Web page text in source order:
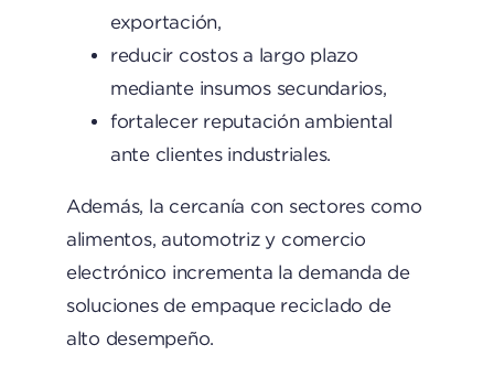
exportación,
reducir costos a largo plazo
mediante insumos secundarios,
fortalecer reputación ambiental
ante clientes industriales.
Además, la cercanía con sectores como
alimentos, automotriz y comercio
electrónico incrementa la demanda de
soluciones de empaque reciclado de
alto desempeño.